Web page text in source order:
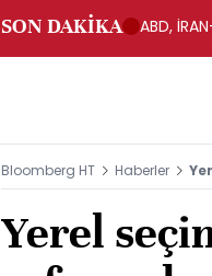
SON DAKİKA ABD,
Bloomberg HT Haberler
Yerel